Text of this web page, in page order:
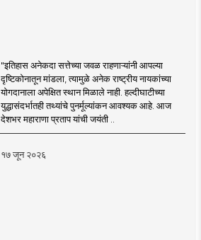
"इतिहास अनेकदा सत्तेच्या जवळ राहणाऱ्यांनी आपल्या
दृष्टिकोनातून मांडला, त्यामुळे अनेक राष्ट्रीय नायकांच्या
योगदानाला अपेक्षित स्थान मिळाले नाही. हल्दीघाटीच्या
युद्धासंदर्भातही तथ्यांचे पुनर्मूल्यांकन आवश्यक आहे. आज
देशभर महाराणा प्रताप यांची जयंती ..
१७ जून २०२६